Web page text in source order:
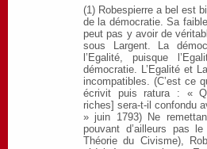
(1) Robespierre a bel est
de la démocratie. Sa
peut pas y avoir de
sous Largent. La
l’Egalité, puisque
démocratie. L’Egalité et
incompatibles. (C’est ce
écrivit puis ratura : «
riches] sera-t-il confondu
» juin 1793) Ne
pouvant d’ailleurs pas
Théorie du Civisme),